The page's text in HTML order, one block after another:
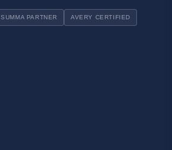
SUMMA PARTNER AVERY CERTIFIED